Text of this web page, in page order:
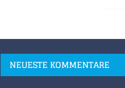
NEUESTE KOMMENTARE